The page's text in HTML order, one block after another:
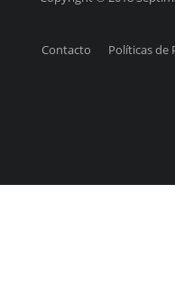
Contacto Políticas de